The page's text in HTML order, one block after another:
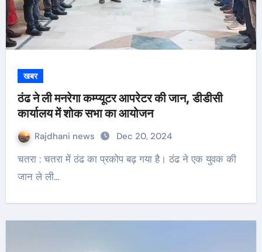
खबर
ठंढ ने ली मनरेगा कम्प्यूटर आपरेटर की जान, डीडीसी
कार्यालय में शोक सभा का आयोजन
Rajdhani news Dec 20, 2024
चतरा : चतरा में ठंढ का प्रकोप बढ़ गया है। ठंढ ने एक युवक की
जान ले ली…